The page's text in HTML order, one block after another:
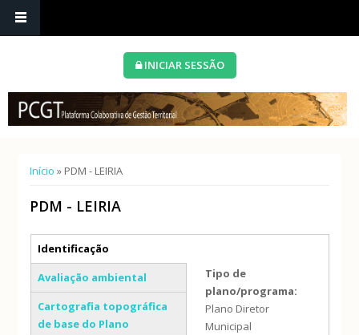
INICIAR SESSÃO
Está aqui
Início » PDM - LEIRIA
PDM - LEIRIA
Separadores verticais
Identificação
(separador ativo)
Avaliação ambiental
Cartografia topográfica
de base do Plano
Tipo de
plano/programa:
Plano Diretor
Municipal